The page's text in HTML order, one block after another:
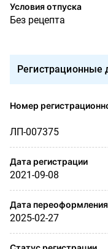
Условия отпуска
Без рецепта
Регистрационные
Номер
ЛП-007375
Дата регистрации
2021-09-08
Дата переоформления
2025-02-27